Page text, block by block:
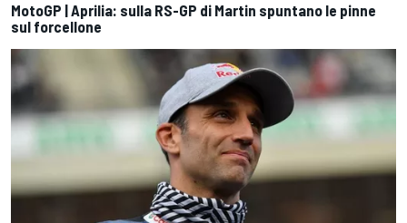
MotoGP | Aprilia: sulla RS-GP di Martin spuntano le pinne
sul forcellone